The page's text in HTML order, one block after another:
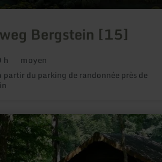
Bergstein [15]
h Difficulté
:
moyen
du parking de randonnée près de